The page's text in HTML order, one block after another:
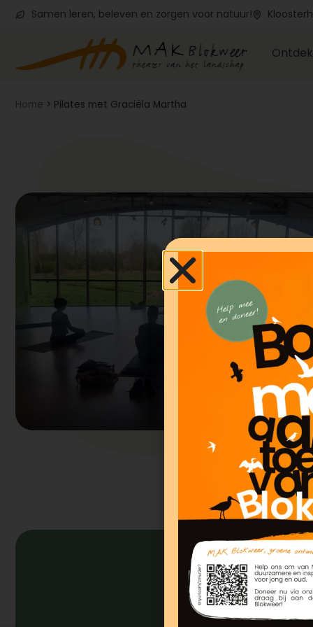
Samen leren, beleven en zorgen voor natuur!
Ontdek
Home > Pilates met Graciëla Martha